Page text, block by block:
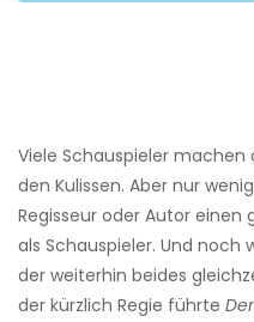
Viele Schauspieler
den Kulissen. Aber nur
Regisseur oder Autor
als Schauspieler. Und
der weiterhin beides
der kürzlich Regie führte